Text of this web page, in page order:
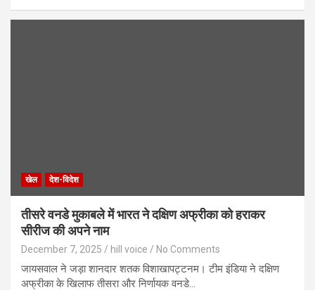
खेल देश-विदेश
तीसरे वनडे मुकाबले में भारत ने दक्षिण अफ्रीका को हराकर
सीरीज की अपने नाम
December 7, 2025 hill voice No Comments
जायसवाल ने जड़ा शानदार शतक विशाखापट्टनम। टीम इंडिया ने दक्षिण
अफ्रीका के खिलाफ तीसरा और निर्णायक वनडे…